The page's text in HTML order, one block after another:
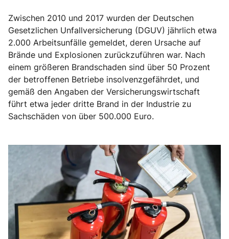
Zwischen 2010 und 2017 wurden der Deutschen
Gesetzlichen Unfallversicherung (DGUV) jährlich etwa
2.000 Arbeitsunfälle gemeldet, deren Ursache auf
Brände und Explosionen zurückzuführen war. Nach
einem größeren Brandschaden sind über 50 Prozent
der betroffenen Betriebe insolvenzgefährdet, und
gemäß den Angaben der Versicherungswirtschaft
führt etwa jeder dritte Brand in der Industrie zu
Sachschäden von über 500.000 Euro.